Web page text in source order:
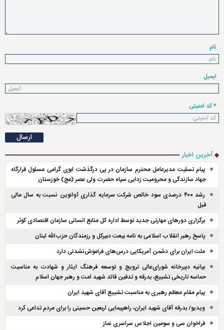
نام
ایمیل
* کد امنیتی
آخرین اخبار
پیام تسلیت مدیرعامل محترم سازمان در پی درگذشت ابوی گرامی مسئول قرارگاه
جهاد سازندگی و محرومیت زدایی سپاه حضرت ولی عصر (عج) خوزستان
رشد ۴۰۰ درصدی سود خالص شرکت سرمایه گذاری آوانوین نسبت به سال مالی
قبل
برگزاری دور‌های مهارتی جدید توسط اداره کل منابع انسانی سازمان اقتصادی کوثر
پاسخ رهبر انقلاب اسلامی به نامه بیعت دبیرکل و رزمندگان حزب‌الله لبنان
ملت ایران برای دشمن آمریکایی درس‌های فراموش‌نشدنی دارد
بیانیه دبیرخانه شورای‌عالی ترویج و توسعه فرهنگ ایثار و شهادت به مناسبت
حماسه تاریخی تشییع، بدرقه و تدفین قائد شهید امت و رهبر جهان اسلام
پیام مقام معظم رهبری به مناسبت تشییع آقای شهید ایران
ویدیو/ بدرقه آقای شهید ایران، راهپیمایی اربعین حسینی را برای مردم تداعی کرد
فراخوان سی و سومین اجلاس سراسری نماز